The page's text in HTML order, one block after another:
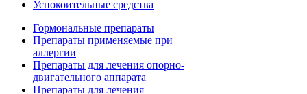
Успокоительные средства
Гормональные препараты
Препараты применяемые при
аллергии
Препараты для лечения опорно-
двигательного аппарата
Препараты для лечения